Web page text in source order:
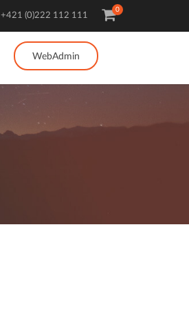
WebAdmin
+421 (0)222 112 111
0